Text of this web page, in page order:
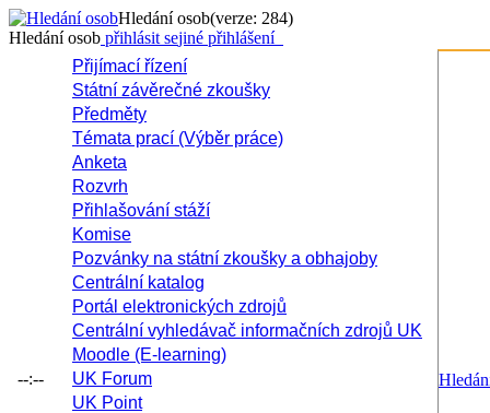
Hledání osob(verze: 284)
Hledání osob přihlásit sejiné přihlášení
--:--
Přijímací řízení
Státní závěrečné zkoušky
Předměty
Témata prací (Výběr práce)
Anketa
Rozvrh
Přihlašování stáží
Komise
Pozvánky na státní zkoušky a obhajoby
Centrální katalog
Portál elektronických zdrojů
Centrální vyhledávač informačních zdrojů UK
Moodle (E-learning)
UK Forum
UK Point